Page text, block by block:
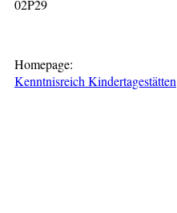
02P29
Homepage:
Kenntnisreich Kindertagestätten